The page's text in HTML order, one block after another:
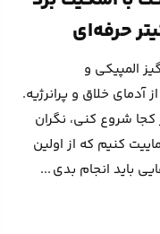
حرفه‌ای
المپیکی و
آدمای خلاق و پرانرژیه.
کجا شروع کنی، نگران
کنیم که از اولین
باید انجام بدی